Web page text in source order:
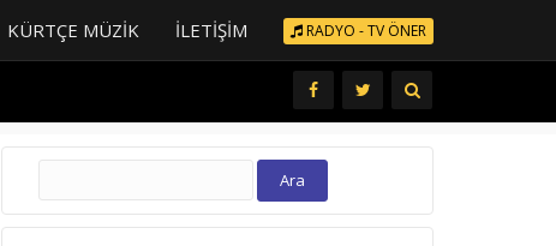
RADYO - TV ÖNER
KÜRTÇE MÜZIK İLETIŞIM
Arama: